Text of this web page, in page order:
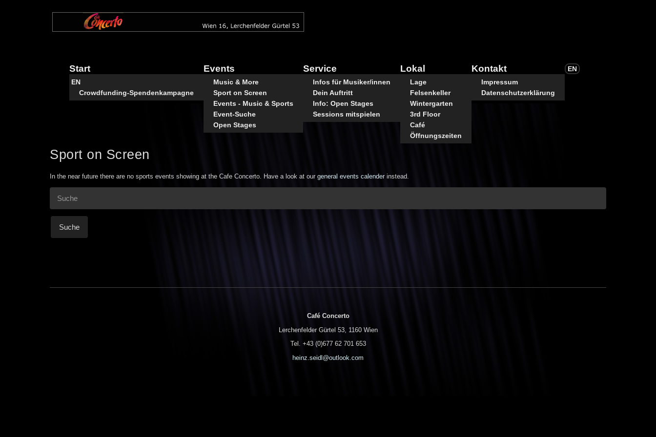
Start
EN
Crowdfunding-Spendenkampagne
Events
Music & More
Sport on Screen
Events - Music & Sports
Event-Suche
Open Stages
Service
Infos für Musiker/innen
Dein Auftritt
Info: Open Stages
Sessions mitspielen
Lokal
Lage
Felsenkeller
Wintergarten
3rd Floor
Café
Öffnungszeiten
Kontakt
Impressum
Datenschutzerklärung
EN
Sport on Screen
In the near future there are no sports events showing at the Cafe Concerto. Have a look at our general events calenderinstead.
Café Concerto
Lerchenfelder Gürtel 53, 1160 Wien
Tel. +43 (0)677 62 701 653
heinz.seidl@outlook.com